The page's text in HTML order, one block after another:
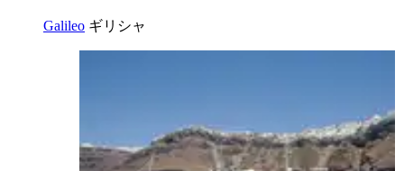
Galileo ギリシャ